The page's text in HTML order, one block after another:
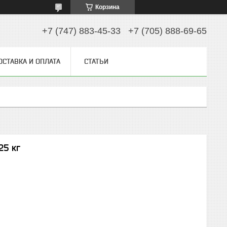
Корзина
+7 (747) 883-45-33 +7 (705) 888-69-65
И ОПЛАТА СТАТЬИ
кг